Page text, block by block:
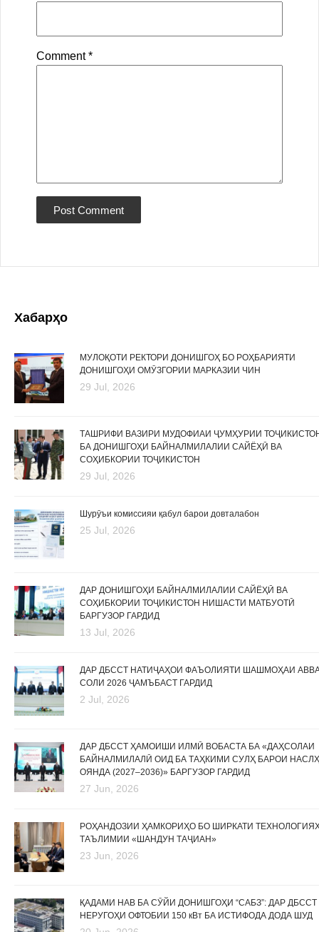
Comment*
Хабарҳо
МУЛОҚОТИ РЕКТОРИ ДОНИШГОҲ БО РОҲБАРИЯТИ
ДОНИШГОҲИ ОМӮЗГОРИИ МАРКАЗИИ ЧИН
29 Jul, 2026
ТАШРИФИ ВАЗИРИ МУДОФИАИ ҶУМҲУРИИ
БА ДОНИШГОҲИ БАЙНАЛМИЛАЛИИ САЙЁҲӢ ВА
СОҲИБКОРИИ ТОҶИКИСТОН
29 Jul, 2026
Шурӯъи комиссияи қабул барои довталабон
25 Jul, 2026
ДАР ДОНИШГОҲИ БАЙНАЛМИЛАЛИИ САЙЁҲӢ ВА
СОҲИБКОРИИ ТОҶИКИСТОН НИШАСТИ МАТБУОТӢ
БАРГУЗОР ГАРДИД
13 Jul, 2026
ДАР ДБССТ НАТИҶАҲОИ ФАЪОЛИЯТИ ШАШМОҲАИ
СОЛИ 2026 ҶАМЪБАСТ ГАРДИД
2 Jul, 2026
ДАР ДБССТ ҲАМОИШИ ИЛМӢ ВОБАСТА БА «ДАҲСОЛАИ
БАЙНАЛМИЛАЛӢ ОИД БА ТАҲКИМИ СУЛҲ БАРОИ
ОЯНДА (2027–2036)» БАРГУЗОР ГАРДИД
27 Jun, 2026
РОҲАНДОЗИИ ҲАМКОРИҲО БО ШИРКАТИ
ТАЪЛИМИИ «ШАНДУН ТАҶИАН»
23 Jun, 2026
ҚАДАМИ НАВ БА СӮЙИ ДОНИШГОҲИ “САБЗ”: ДАР ДБССТ
НЕРУГОҲИ ОФТОБИИ 150 кВт БА ИСТИФОДА ДОДА ШУД